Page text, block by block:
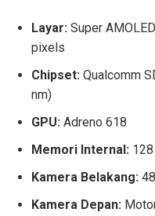
Layar: Super
pixels
Chipset: Qualcomm
nm)
GPU: Adreno 618
Memori Internal: 128
Kamera Belakang:
Kamera Depan: